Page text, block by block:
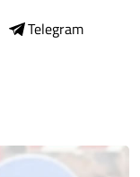
Telegram